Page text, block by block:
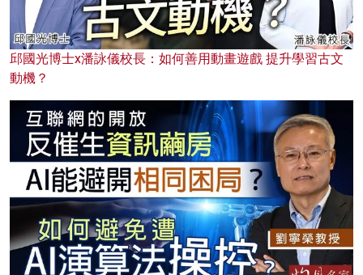
邱國光博士x潘詠儀校長：如何善用動畫遊戲 提升學習古文
動機？